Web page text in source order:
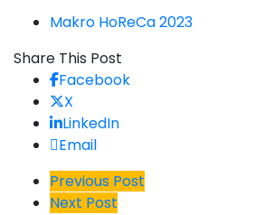
Makro HoReCa 2023
Share This Post
Facebook
X
LinkedIn
Email
Previous Post
Next Post